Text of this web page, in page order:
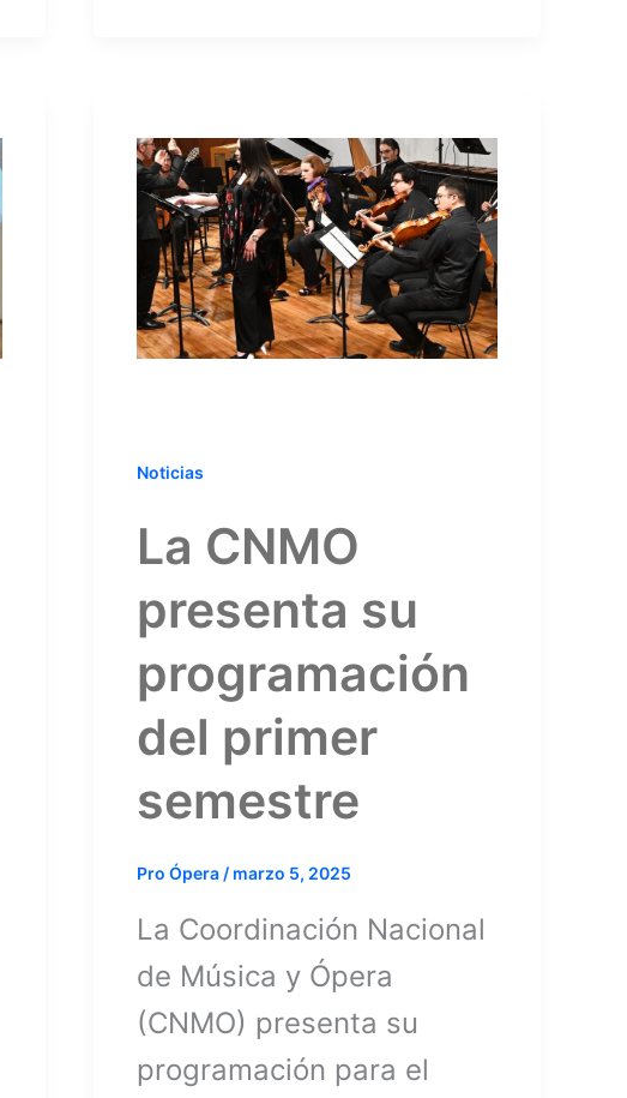
Noticias
La CNMO
presenta su
programación
del primer
semestre
Pro Ópera / marzo 5, 2025
La Coordinación Nacional
de Música y Ópera
(CNMO) presenta su
programación para el